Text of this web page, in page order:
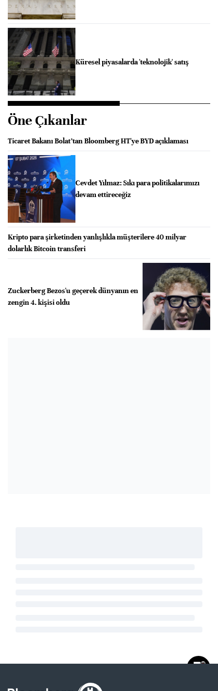
Küresel piyasalarda 'teknolojik' satış
Öne Çıkanlar
Ticaret Bakanı Bolat’tan Bloomberg HT'ye BYD açıklaması
Cevdet Yılmaz: Sıkı para politikalarımızı
devam ettireceğiz
Kripto para şirketinden yanlışlıkla müşterilere 40 milyar
dolarlık Bitcoin transferi
Zuckerberg Bezos'u geçerek dünyanın en
zengin 4. kişisi oldu